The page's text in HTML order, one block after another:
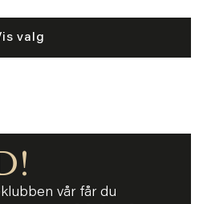
valg
vår får du